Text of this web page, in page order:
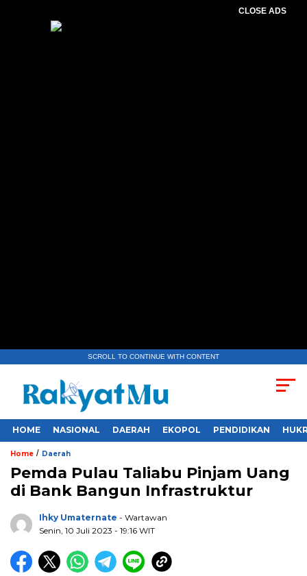
CLOSE ADS
SCROLL TO CONTINUE WITH CONTENT
HOME NASIONAL DAERAH EKOPOL PENDIDIKAN
Home / Daerah
Pemda Pulau Taliabu Pinjam Uang
di Bank Bangun Infrastruktur
Ihky Umaternate - Wartawan
Senin, 10 Juli 2023 - 19:16 WIT